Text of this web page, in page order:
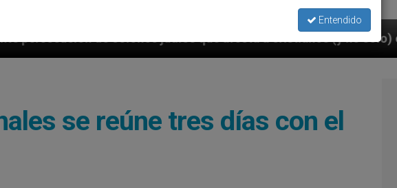
judíos que afecta a cristianos (y no sólo) en Tierra Santa
se reúne tres días con el
Entendido